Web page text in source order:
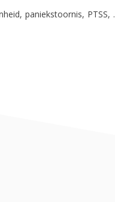
paniekstoornis,